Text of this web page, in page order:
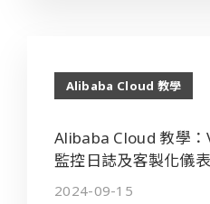
Alibaba Cloud 教學
Alibaba Cloud 教學：
監控日誌及客製化儀
2024-09-15